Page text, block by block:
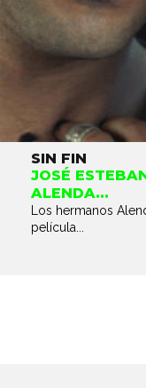
SIN FIN
JOSÉ
ALENDA...
Los hermanos
película...